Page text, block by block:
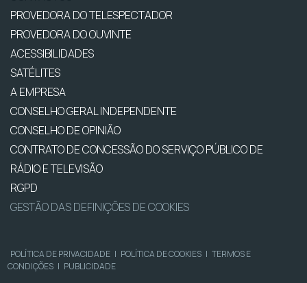
PROVEDORA DO TELESPECTADOR
PROVEDORA DO OUVINTE
ACESSIBILIDADES
SATÉLITES
A EMPRESA
CONSELHO GERAL INDEPENDENTE
CONSELHO DE OPINIÃO
CONTRATO DE CONCESSÃO DO SERVIÇO PÚBLICO DE
RÁDIO E TELEVISÃO
RGPD
GESTÃO DAS DEFINIÇÕES DE COOKIES
POLÍTICA DE PRIVACIDADE | POLÍTICA DE COOKIES | TERMOS E
CONDIÇÕES | PUBLICIDADE